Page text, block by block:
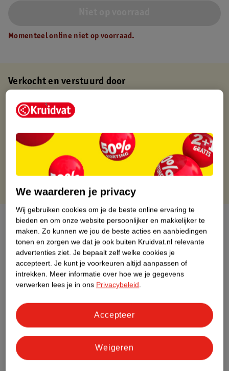
Momenteel online niet op voorraad.
Verkocht en verstuurd door
Binnen 1 werkdag verstuurd
Gratis retourneren via verkooppartner.
Gratis punten met je Kruidvat kaart
Over dit product
Productinformatie
Nature Impact Score
Dit product heeft (nog) geen Nature
Meer informatie
Bestel & Bezorginformatie
We waarderen je privacy
Wij gebruiken cookies om je de beste online ervaring te
bieden en om onze website persoonlijker en makkelijker te
maken. Zo kunnen we jou de beste acties en aanbiedingen
tonen en zorgen we dat je ook buiten Kruidvat.nl relevante
advertenties ziet. Je bepaalt zelf welke cookies je
accepteert. Je kunt je voorkeuren altijd aanpassen of
intrekken. Meer informatie over hoe we je gegevens
verwerken lees je in ons Privacybeleid.
Weigeren
Accepteer